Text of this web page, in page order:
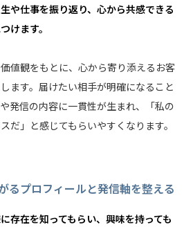
や仕事を振り返り、心から共感できる
けます。
値観をもとに、心から寄り添えるお客
ます。届けたい相手が明確になること
発信の内容に一貫性が生まれ、「私の
だ」と感じてもらいやすくなります。
るプロフィールと発信軸を整える
存在を知ってもらい、興味を持っても